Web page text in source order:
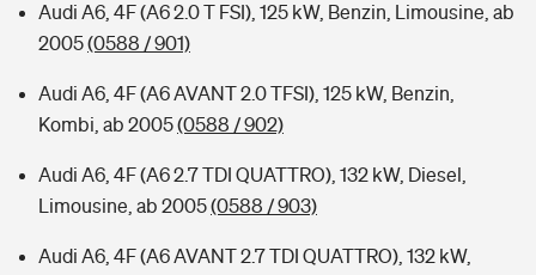
Audi A6, 4F (A6 2.0 T FSI), 125 kW, Benzin, Limousine, ab
2005(0588 / 901)
Audi A6, 4F (A6 AVANT 2.0 TFSI), 125 kW, Benzin,
Kombi, ab 2005(0588 / 902)
Audi A6, 4F (A6 2.7 TDI QUATTRO), 132 kW, Diesel,
Limousine, ab 2005(0588 / 903)
Audi A6, 4F (A6 AVANT 2.7 TDI QUATTRO), 132 kW,